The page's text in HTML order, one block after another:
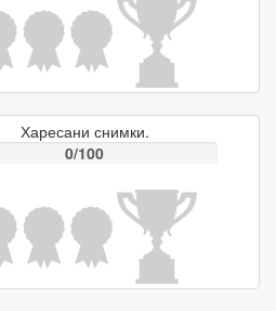
Харесани снимки.
0/100